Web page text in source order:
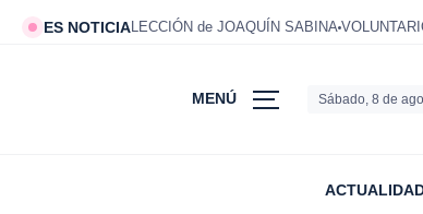
ES NOTICIALECCIÓN de JOAQUÍN SABINA
MENÚ Sábado, 8 de